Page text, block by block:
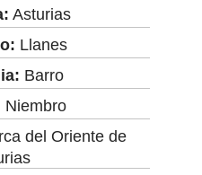
Asturias
Llanes
Barro
Niembro
del Oriente de